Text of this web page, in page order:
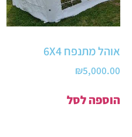
אוהל מתנפח 6X4
₪5,000.00
הוספה לסל